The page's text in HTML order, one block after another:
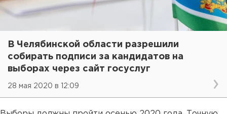
В Челябинской области разрешили
собирать подписи за кандидатов на
выборах через сайт госуслуг
28 мая 2020 в 12:09